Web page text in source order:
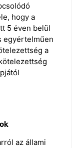
hogy a
5 éven belül
egyértelműen
a
az állami